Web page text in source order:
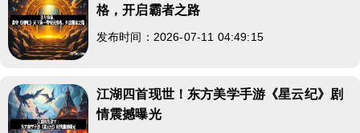
格，开启霸者之路
发布时间：2026-07-11 04:49:15
江湖四首现世！东方美学手游《星云纪》剧
情震撼曝光